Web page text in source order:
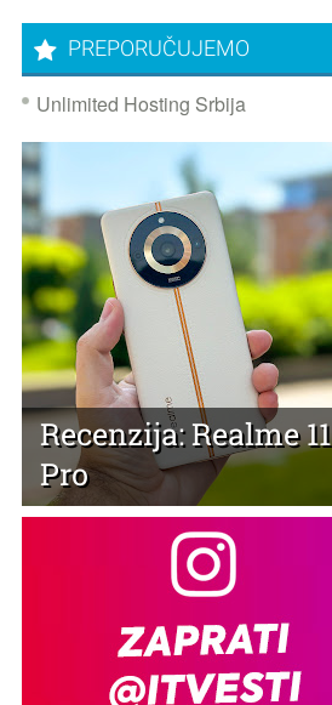
PREPORUČUJEMO
Unlimited Hosting Srbija
Recenzija: Realme 11
Pro